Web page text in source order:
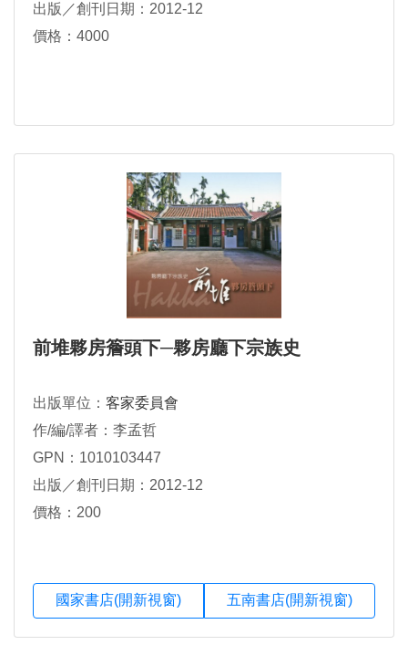
出版／創刊日期：2012-12
價格：4000
前堆夥房簷頭下─夥房廳下宗族史
出版單位： 客家委員會
作/編/譯者：李孟哲
GPN：1010103447
出版／創刊日期：2012-12
價格：200
國家書店(開新視窗) 五南書店(開新視窗)